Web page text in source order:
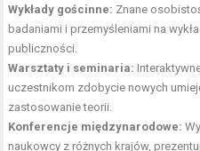
Wykłady gościnne: Znane
badaniami i przemyśleniami na
publiczności.
Warsztaty i seminaria:
uczestnikom zdobycie nowych
zastosowanie teorii.
Konferencje międzynarodowe:
naukowcy z różnych krajów,